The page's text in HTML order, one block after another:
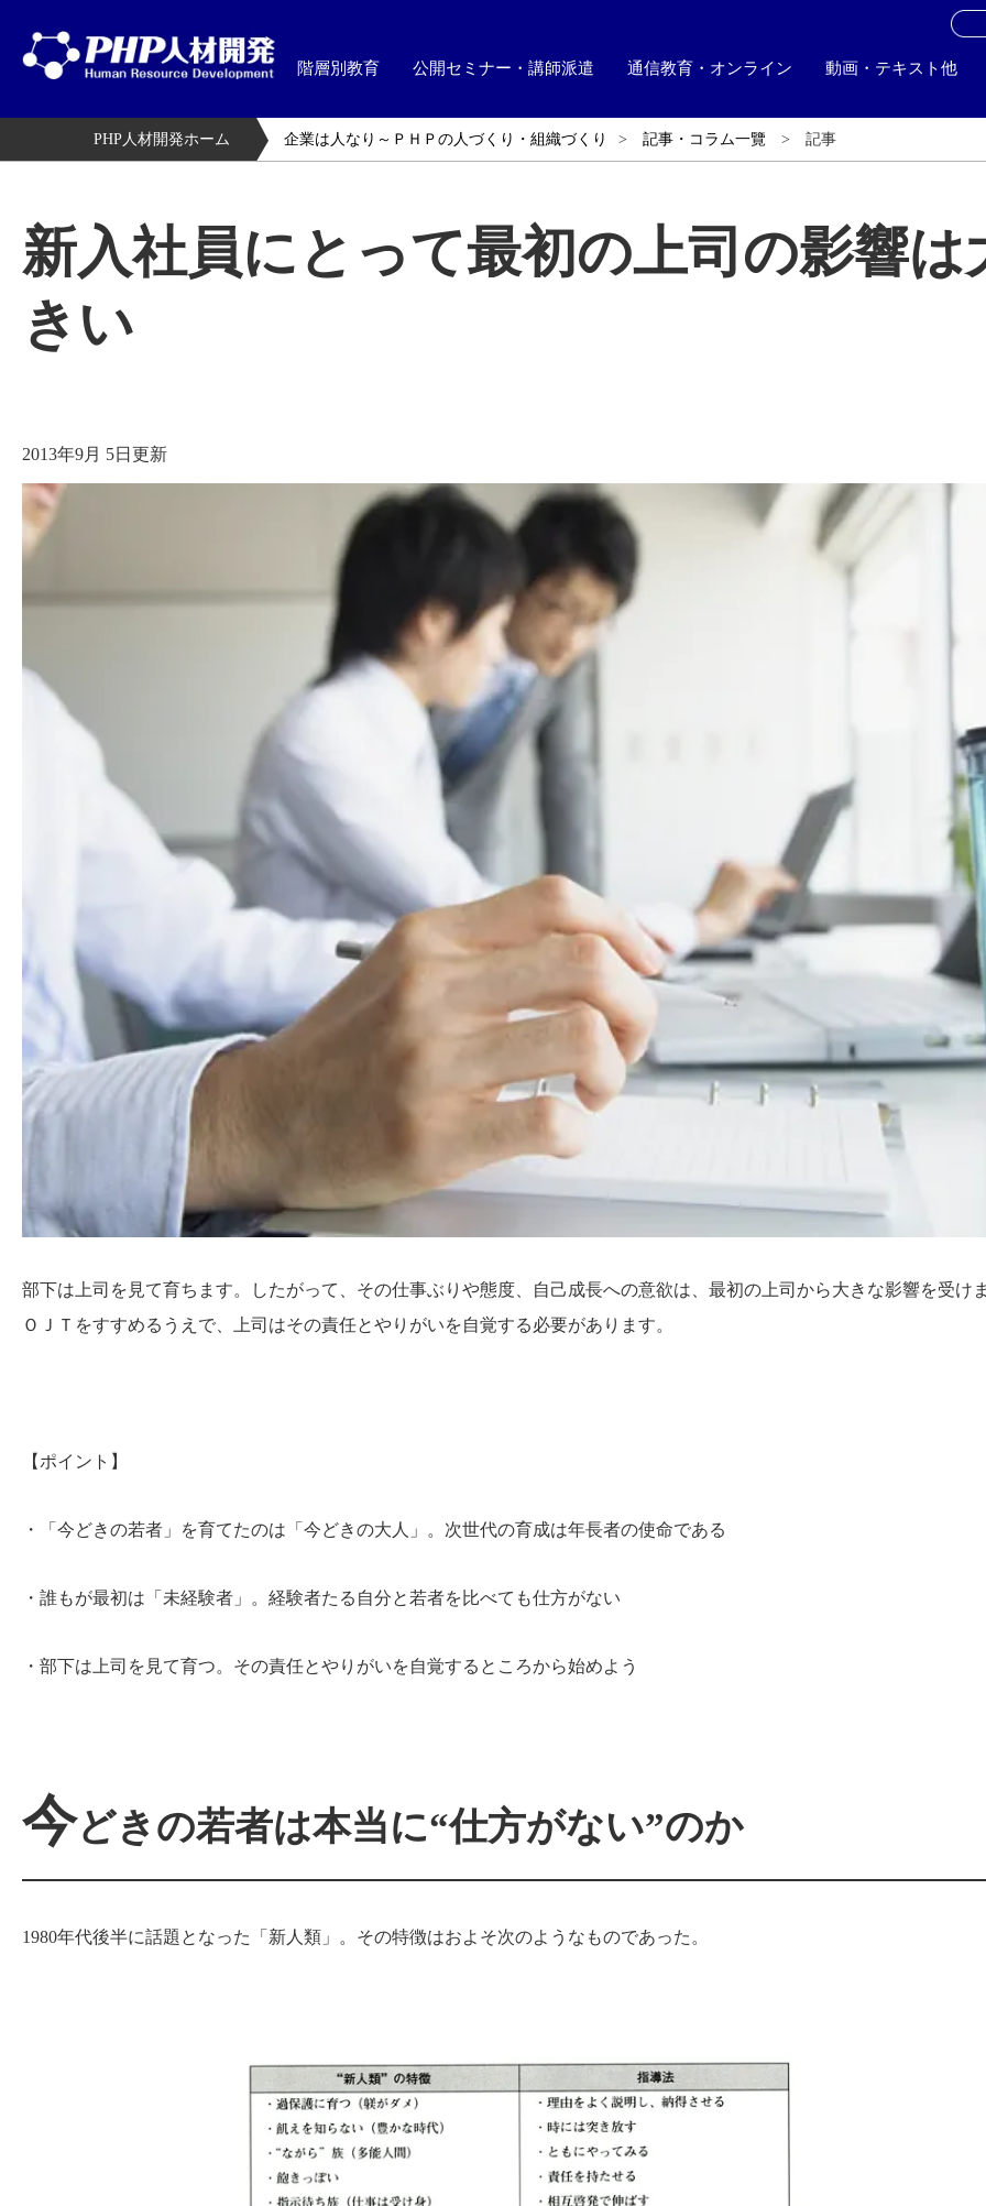
階層別教育 公開セミナー・講師派遣 通信教育・オンライン 動画・テキスト他
PHP人材開発ホーム 企業は人なり～ＰＨＰの人づくり・組織づくり 記事・コラム一覽 記事
新入社員にとって最初の上司の影響は
きい
2013年9月 5日更新
部下は上司を見て育ちます。したがって、その仕事ぶりや態度、自己成長への意欲は、最初の上司から大きな影響を受け
ＯＪＴをすすめるうえで、上司はその責任とやりがいを自覚する必要があります。
【ポイント】
・「今どきの若者」を育てたのは「今どきの大人」。次世代の育成は年長者の使命である
・誰もが最初は「未経験者」。経験者たる自分と若者を比べても仕方がない
・部下は上司を見て育つ。その責任とやりがいを自覚するところから始めよう
今どきの若者は本当に“仕方がない”のか
1980年代後半に話題となった「新人類」。その特徴はおよそ次のようなものであった。